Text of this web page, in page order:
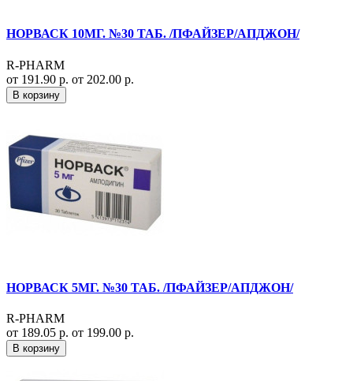
НОРВАСК 10МГ. №30 ТАБ. /ПФАЙЗЕР/АПДЖОН/
R-PHARM
от 191.90 р. от 202.00 р.
В корзину
НОРВАСК 5МГ. №30 ТАБ. /ПФАЙЗЕР/АПДЖОН/
R-PHARM
от 189.05 р. от 199.00 р.
В корзину